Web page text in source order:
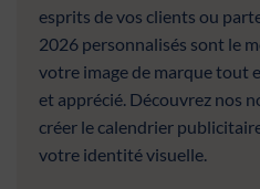
esprits de vos clients ou
2026 personnalisés sont le
votre image de marque tout
et apprécié. Découvrez nos
créer le calendrier
votre identité visuelle.